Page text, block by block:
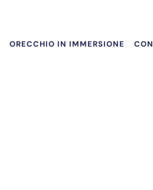
ORECCHIO IN IMMERSIONE